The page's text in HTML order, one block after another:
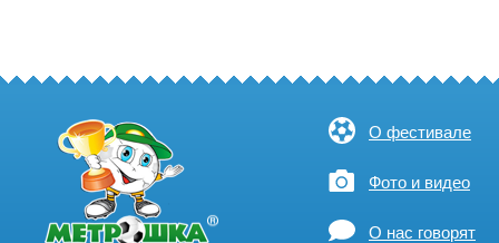
О фестивале
Фото и видео
О нас говорят